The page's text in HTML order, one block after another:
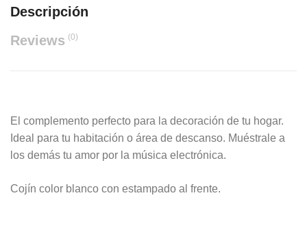
Descripción
Reviews(0)
El complemento perfecto para la decoración de tu hogar.
Ideal para tu habitación o área de descanso. Muéstrale a
los demás tu amor por la música electrónica.
Cojín color blanco con estampado al frente.